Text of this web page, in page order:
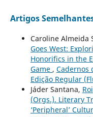
Artigos
Caroline Almeida
Goes West:
Honorifics in the
Game , Cadernos
Edição Regular
Jáder Santana,
(Orgs.). Literary
‘Peripheral’